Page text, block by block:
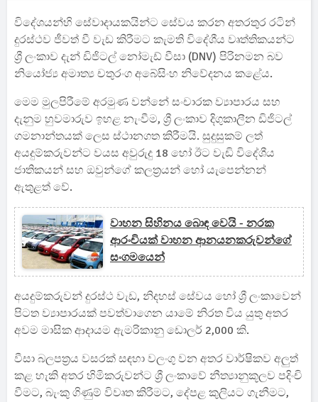
විදේශයන්හි සේවාදායකයින්ට සේවය කරන අතරතුර රටින්
දුරස්ථව ජීවත් වී වැඩ කිරීමට කැමති විදේශීය වෘත්තිකයන්ට
ශ්‍රී ලංකාව දැන් ඩිජිටල් නෝමැඩ් වීසා (DNV) පිරිනමන බව
නියෝජ්‍ය අමාත්‍ය චතුරංග අබේසිංහ නිවේදනය කළේය.
මෙම මුලපිරීමේ අරමුණ වන්නේ සංචාරක ව්‍යාපාරය සහ
දැනුම හුවමාරුව ඉහළ නැංවීම, ශ්‍රී ලංකාව දිගුකාලීන ඩිජිටල්
ගමනාන්තයක් ලෙස ස්ථානගත කිරීමයි. සුදුසුකම් ලත්
අයදුම්කරුවන්ට වයස අවුරුදු 18 හෝ ඊට වැඩි විදේශීය
ජාතිකයන් සහ ඔවුන්ගේ කලත්‍රයන් හෝ යැපෙන්නන්
ඇතුළත් වේ.
වාහන සිහිනය බොඳ වෙයි - නරක
ආරංචියක් වාහන ආනයනකරුවන්ගේ
සංගමයෙන්
අයදුම්කරුවන් දුරස්ථ වැඩ, නිදහස් සේවය හෝ ශ්‍රී ලංකාවෙන්
පිටත ව්‍යාපාරයක් පවත්වාගෙන යාමේ නිරත විය යුතු අතර
අවම මාසික ආදායම ඇමරිකානු ඩොලර් 2,000 කි.
වීසා බලපත්‍රය වසරක් සඳහා වලංගු වන අතර වාර්ෂිකව අලුත්
කළ හැකි අතර හිමිකරුවන්ට ශ්‍රී ලංකාවේ නීත්‍යානුකූලව පදිංචි
වීමට, බැංකු ගිණුම් විවෘත කිරීමට, දේපළ කුලියට ගැනීමට,